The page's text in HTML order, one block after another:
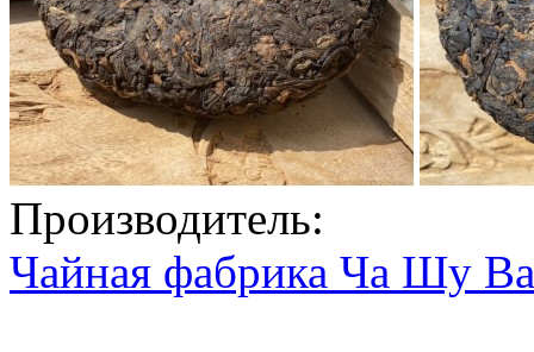
Производитель:
Чайная фабрика Ча Шу